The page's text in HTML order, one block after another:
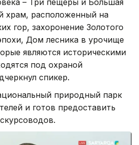
– Три пещеры и Большая
храм, расположенный на
гор, захоронение Золотого
Дом лесника в урочище
являются историческими
под охраной
спикер.
природный парк
и готов предоставить